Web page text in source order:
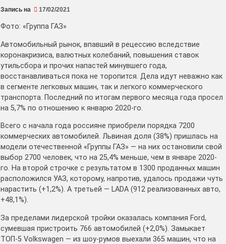
Запись на 17/02/2021
Фото: «Группа ГАЗ»
Автомобильный рынок, впавший в рецессию вследствие
коронакризиса, валютных колебаний, повышения ставок
утильсбора и прочих напастей минувшего года,
восстанавливаться пока не торопится. Дела идут неважно как
в сегменте легковых машин, так и легкого коммерческого
транспорта. Последний по итогам первого месяца года просел
на 5,7% по отношению к январю 2020-го.
Всего с начала года россияне приобрели порядка 7200
коммерческих автомобилей. Львиная доля (38%) пришлась на
модели отечественной «Группы ГАЗ» — на них остановили свой
выбор 2700 человек, что на 25,4% меньше, чем в январе 2020-
го. На второй строчке с результатом в 1300 проданных машин
расположился УАЗ, которому, напротив, удалось продажи чуть
нарастить (+1,2%). А третьей — LADA (912 реализованных авто,
+48,1%).
За пределами лидерской тройки оказалась компания Ford,
сумевшая пристроить 766 автомобилей (+2,0%). Замыкает
ТОП-5 Volkswagen — из шоу-румов выехали 365 машин, что на